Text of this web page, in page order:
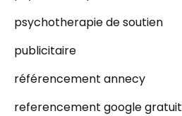
psychotherapie de soutien
publicitaire
référencement annecy
referencement google gratuit